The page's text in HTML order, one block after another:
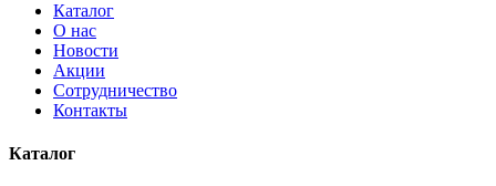
Каталог
О нас
Новости
Акции
Сотрудничество
Контакты
Каталог